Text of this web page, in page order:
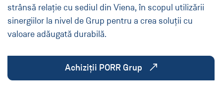
strânsă relație cu sediul din Viena, în scopul utilizării
sinergiilor la nivel de Grup pentru a crea soluții cu
valoare adăugată durabilă.
Achiziții PORR Grup (neues Fenster)